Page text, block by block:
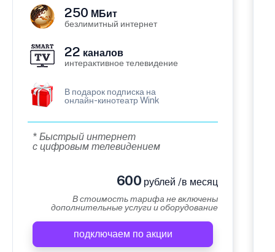
250 МБит
безлимитный интернет
22 каналов
интерактивное телевидение
В подарок подписка на
онлайн-кинотеатр Wink
* Быстрый интернет
с цифровым телевидением
600 рублей /в месяц
В стоимость тарифа не включены
дополнительные услуги и оборудование
подключаем по акции